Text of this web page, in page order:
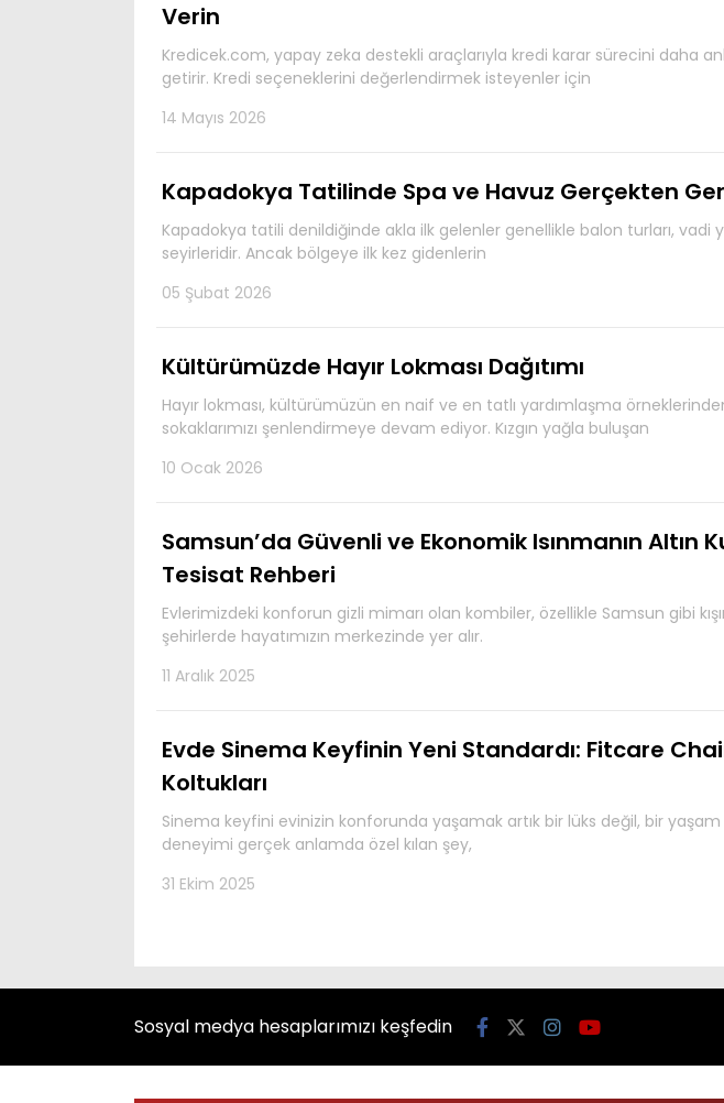
Verin
Kredicek.com, yapay zeka destekli araçlarıyla kredi karar sürecini daha
getirir. Kredi seçeneklerini değerlendirmek isteyenler için
14 Mayıs 2026
Kapadokya Tatilinde Spa ve Havuz Gerçekten
Kapadokya tatili denildiğinde akla ilk gelenler genellikle balon turları,
seyirleridir. Ancak bölgeye ilk kez gidenlerin
05 Şubat 2026
Kültürümüzde Hayır Lokması Dağıtımı
Hayır lokması, kültürümüzün en naif ve en tatlı yardımlaşma
sokaklarımızı şenlendirmeye devam ediyor. Kızgın yağla buluşan
10 Ocak 2026
Samsun’da Güvenli ve Ekonomik Isınmanın Altın
Tesisat Rehberi
Evlerimizdeki konforun gizli mimarı olan kombiler, özellikle Samsun gibi
şehirlerde hayatımızın merkezinde yer alır.
11 Aralık 2025
Evde Sinema Keyfinin Yeni Standardı: Fitcare
Koltukları
Sinema keyfini evinizin konforunda yaşamak artık bir lüks değil, bir
deneyimi gerçek anlamda özel kılan şey,
31 Ekim 2025
Sosyal medya hesaplarımızı keşfedin